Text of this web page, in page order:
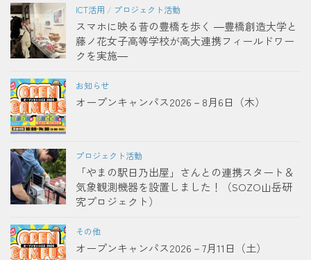
ICT活用 / プロジェクト活動
スマホに映る昔の豊橋を歩く ―豊橋創造大学と
藤ノ花女子高等学校が高大連携フィールドワー
クを実施―
お知らせ
オープンキャンパス2026－8月6日（木）
プロジェクト活動
「やまの駅日乃出屋」さんとの連携スタート＆
気象観測機器を設置しました！（SOZO山岳研
究プロジェクト）
その他
オープンキャンパス2026－7月11日（土）